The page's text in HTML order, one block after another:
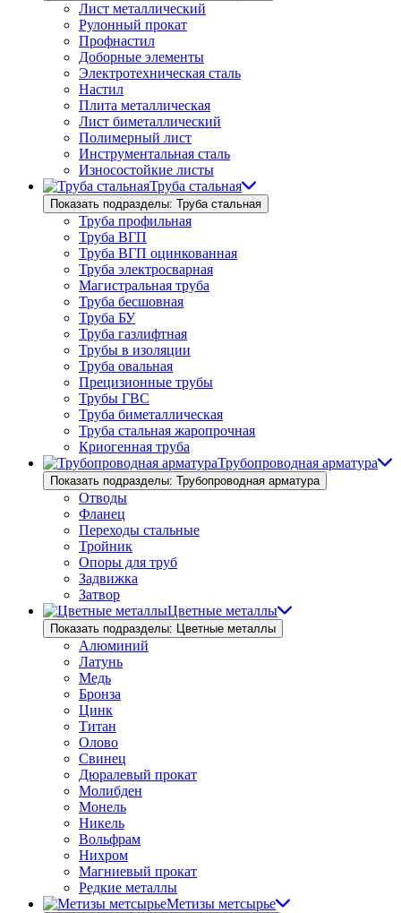
Лист металлический
Рулонный прокат
Профнастил
Доборные элементы
Электротехническая сталь
Настил
Плита металлическая
Лист биметаллический
Полимерный лист
Инструментальная сталь
Износостойкие листы
Труба стальная
Показать подразделы: Труба стальная
Труба профильная
Труба ВГП
Труба ВГП оцинкованная
Труба электросварная
Магистральная труба
Труба бесшовная
Труба БУ
Труба газлифтная
Трубы в изоляции
Труба овальная
Прецизионные трубы
Трубы ГВС
Труба биметаллическая
Труба стальная жаропрочная
Криогенная труба
Трубопроводная арматура
Показать подразделы: Трубопроводная арматура
Отводы
Фланец
Переходы стальные
Тройник
Опоры для труб
Задвижка
Затвор
Цветные металлы
Показать подразделы: Цветные металлы
Алюминий
Латунь
Медь
Бронза
Цинк
Титан
Олово
Свинец
Дюралевый прокат
Молибден
Монель
Никель
Вольфрам
Нихром
Магниевый прокат
Редкие металлы
Метизы метсырье